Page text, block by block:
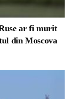
ar fi murit
din Moscova